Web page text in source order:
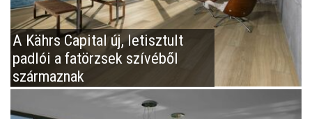
A Kährs Capital új, letisztult
padlói a fatörzsek szívéből
származnak